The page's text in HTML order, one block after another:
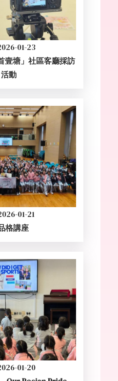
01-23
壹塘」社區客廳採訪
活動
01-21
格講座
01-20